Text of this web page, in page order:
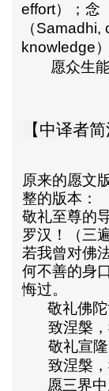
effort）；念
（Samadhi,
knowledge
愿众生
【中译者简
原来的愿文
整的版本：
敬礼至尊的
罗汉！（三遍
若我曾对佛
何不善的身
悔过。
敬礼佛
致涅槃
敬礼宣
致涅槃
愿三界